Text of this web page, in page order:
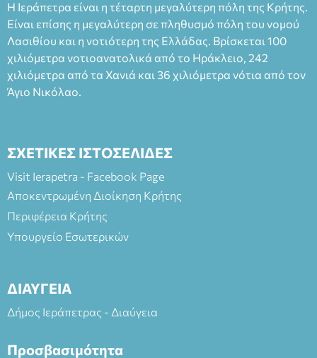
άνω των 65 Προπώληση: Βιβλιοπωλείο Πάπυρος (Πλατεία
Πλαστήρα), E&G Mini market (Δημοκρατίας 39 Ιεράπετρα)
και στο more.com Χώρος: 3ο Γυμνάσιο Ιεράπετρας
(Είσοδος ΕΠΑ.Λ.) Έναρξη 21:15 Οργάνωση: ΚΝΩΣΟΣ
ΘΕΑΤΡΙΚΕΣ ΠΑΡΑΓΩΓΕΣ ΕΕ
Η Ιεράπετρα είναι η τέταρτη μεγαλύτερη πόλη της Κρήτης.
Είναι επίσης η μεγαλύτερη σε πληθυσμό πόλη του νομού
Λασιθίου και η νοτιότερη της Ελλάδας. Βρίσκεται 100
χιλιόμετρα νοτιοανατολικά από το Ηράκλειο, 242
χιλιόμετρα από τα Χανιά και 36 χιλιόμετρα νότια από τον
Άγιο Νικόλαο.
ΣΧΕΤΙΚΕΣ ΙΣΤΟΣΕΛΙΔΕΣ
Visit Ierapetra - Facebook Page
Αποκεντρωμένη Διοίκηση Κρήτης
Περιφέρεια Κρήτης
Υπουργείο Εσωτερικών
ΔΙΑΥΓΕΙΑ
Δήμος Ιεράπετρας - Διαύγεια
Προσβασιμότητα